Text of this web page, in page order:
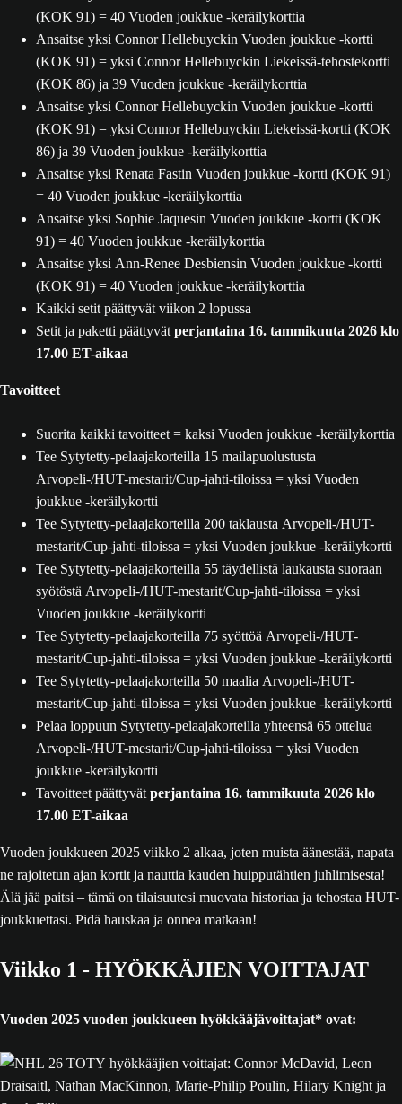
(KOK 91) = 40 Vuoden joukkue -keräilykorttia
Ansaitse yksi Connor Hellebuyckin Vuoden joukkue -kortti
(KOK 91) = yksi Connor Hellebuyckin Liekeissä-tehostekortti
(KOK 86) ja 39 Vuoden joukkue -keräilykorttia
Ansaitse yksi Connor Hellebuyckin Vuoden joukkue -kortti
(KOK 91) = yksi Connor Hellebuyckin Liekeissä-kortti (KOK
86) ja 39 Vuoden joukkue -keräilykorttia
Ansaitse yksi Renata Fastin Vuoden joukkue -kortti (KOK 91)
= 40 Vuoden joukkue -keräilykorttia
Ansaitse yksi Sophie Jaquesin Vuoden joukkue -kortti (KOK
91) = 40 Vuoden joukkue -keräilykorttia
Ansaitse yksi Ann-Renee Desbiensin Vuoden joukkue -kortti
(KOK 91) = 40 Vuoden joukkue -keräilykorttia
Kaikki setit päättyvät viikon 2 lopussa
Setit ja paketti päättyvät perjantaina 16. tammikuuta 2026 klo
17.00 ET-aikaa
Tavoitteet
Suorita kaikki tavoitteet = kaksi Vuoden joukkue -keräilykorttia
Tee Sytytetty-pelaajakorteilla 15 mailapuolustusta
Arvopeli-/HUT-mestarit/Cup-jahti-tiloissa = yksi Vuoden
joukkue -keräilykortti
Tee Sytytetty-pelaajakorteilla 200 taklausta Arvopeli-/HUT-
mestarit/Cup-jahti-tiloissa = yksi Vuoden joukkue -keräilykortti
Tee Sytytetty-pelaajakorteilla 55 täydellistä laukausta suoraan
syötöstä Arvopeli-/HUT-mestarit/Cup-jahti-tiloissa = yksi
Vuoden joukkue -keräilykortti
Tee Sytytetty-pelaajakorteilla 75 syöttöä Arvopeli-/HUT-
mestarit/Cup-jahti-tiloissa = yksi Vuoden joukkue -keräilykortti
Tee Sytytetty-pelaajakorteilla 50 maalia Arvopeli-/HUT-
mestarit/Cup-jahti-tiloissa = yksi Vuoden joukkue -keräilykortti
Pelaa loppuun Sytytetty-pelaajakorteilla yhteensä 65 ottelua
Arvopeli-/HUT-mestarit/Cup-jahti-tiloissa = yksi Vuoden
joukkue -keräilykortti
Tavoitteet päättyvät perjantaina 16. tammikuuta 2026 klo
17.00 ET-aikaa
Vuoden joukkueen 2025 viikko 2 alkaa, joten muista äänestää, napata
ne rajoitetun ajan kortit ja nauttia kauden huipputähtien juhlimisesta!
Älä jää paitsi – tämä on tilaisuutesi muovata historiaa ja tehostaa HUT-
joukkuettasi. Pidä hauskaa ja onnea matkaan!
Viikko 1 - HYÖKKÄJIEN VOITTAJAT
Vuoden 2025 vuoden joukkueen hyökkääjävoittajat* ovat: